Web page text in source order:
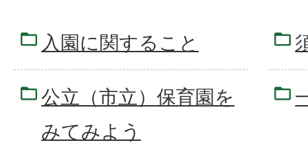
入園に関すること
公立（市立）保育園を
みてみよう